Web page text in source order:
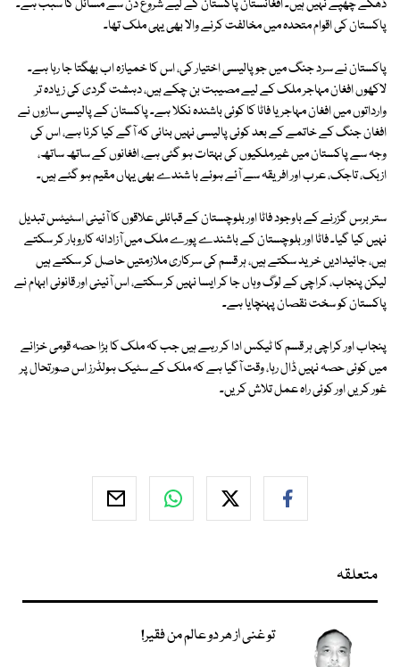
ڈھکے چھپے نہیں ہیں۔ افغانستان پاکستان کے لیے شروع دن سے مسائل کا سبب ہے۔
پاکستان کی اقوام متحدہ میں مخالفت کرنے والا بھی یہی ملک تھا۔
پاکستان نے سرد جنگ میں جو پالیسی اختیار کی، اس کا خمیازہ اب بھگتا جا رہا ہے۔
لاکھوں افغان مہاجر ملک کے لیے مصیبت بن چکے ہیں، دہشت گردی کی زیادہ تر
وارداتوں میں افغان مہاجر یا فاٹا کا کوئی باشندہ نکلا ہے۔ پاکستان کے پالیسی سازوں نے
افغان جنگ کے خاتمے کے بعد کوئی پالیسی نہیں بنائی کہ آگے کیا کرنا ہے، اس کی
وجہ سے پاکستان میں غیرملکیوں کی بہتات ہو گئی ہے، افغانوں کے ساتھ ساتھ،
ازبک، تاجک، عرب اور افریقہ سے آئے ہوئے با شندے بھی یہاں مقیم ہو گئے ہیں۔
ستر برس گزرنے کے باوجود فاٹا اور بلوچستان کے قبائلی علاقوں کا آئینی اسٹیٹس تبدیل
نہیں کیا گیا۔ فاٹا اور بلوچستان کے باشندے پورے ملک میں آزادانہ کاروبار کر سکتے
ہیں، جائیدادیں خرید سکتے ہیں، ہر قسم کی سرکاری ملازمتیں حاصل کر سکتے ہیں
لیکن پنجاب، کراچی کے لوگ وہاں جا کر ایسا نہیں کر سکتے، اس آئینی اور قانونی ابہام نے
پاکستان کو سخت نقصان پہنچایا ہے۔
پنجاب اور کراچی ہر قسم کا ٹیکس ادا کر رہے ہیں جب کہ ملک کا بڑا حصہ قومی خزانے
میں کوئی حصہ نہیں ڈال رہا، وقت آگیا ہے کہ ملک کے سٹیک ہولڈرز اس صورتحال پر
غور کریں اور کوئی راہ عمل تلاش کریں۔
متعلقہ
تو غنی از ھر دو عالم من فقیر!